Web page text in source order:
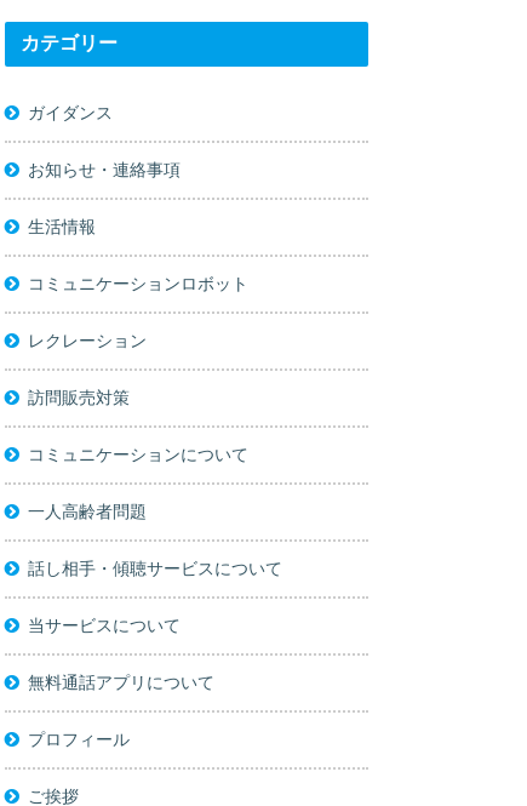
カテゴリー
ガイダンス
お知らせ・連絡事項
生活情報
コミュニケーションロボット
レクレーション
訪問販売対策
コミュニケーションについて
一人高齢者問題
話し相手・傾聴サービスについて
当サービスについて
無料通話アプリについて
プロフィール
ご挨拶